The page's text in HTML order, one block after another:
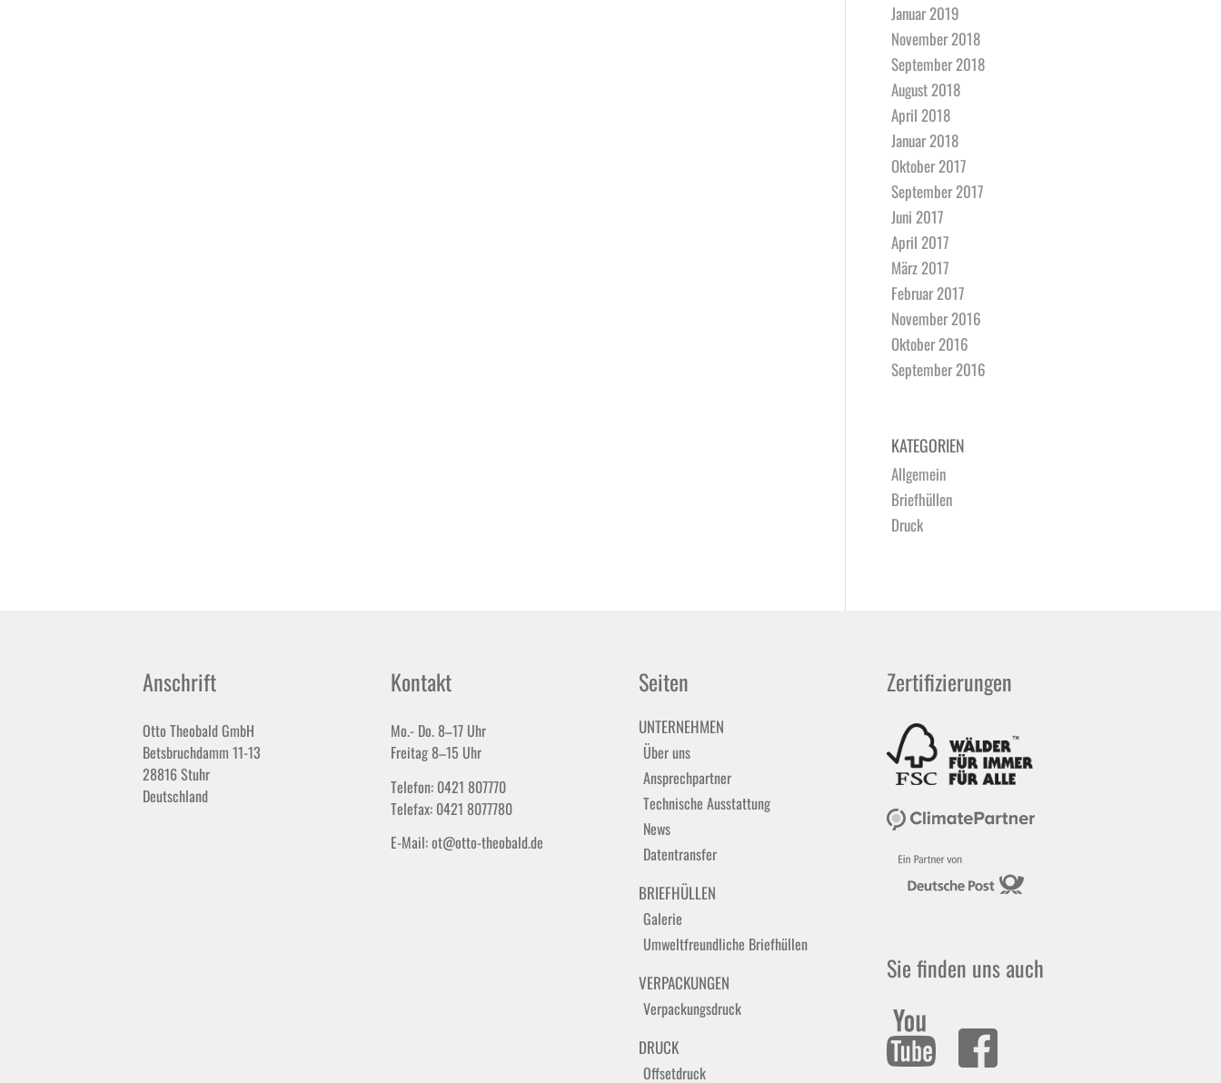
Januar 2019
November 2018
September 2018
August 2018
April 2018
Januar 2018
Oktober 2017
September 2017
Juni 2017
April 2017
März 2017
Februar 2017
November 2016
Oktober 2016
September 2016
KATEGORIEN
Allgemein
Briefhüllen
Druck
Anschrift
Otto Theobald GmbH
Betsbruchdamm 11-13
28816 Stuhr
Deutschland
Kontakt
Mo.- Do. 8–17 Uhr
Freitag 8–15 Uhr
Telefon: 0421 807770
Telefax: 0421 8077780
E-Mail: ot@otto-theobald.de
Seiten
UNTERNEHMEN
Über uns
Ansprechpartner
Technische Ausstattung
News
Datentransfer
BRIEFHÜLLEN
Galerie
Umweltfreundliche Briefhüllen
VERPACKUNGEN
Verpackungsdruck
DRUCK
Offsetdruck
Zertifizierungen
Sie finden uns auch